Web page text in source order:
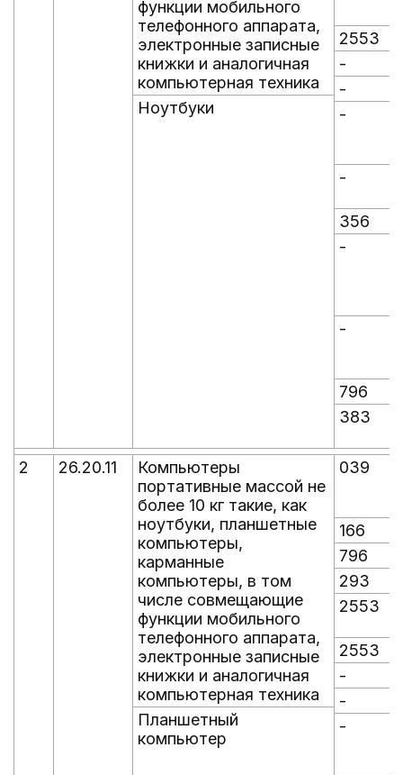
функции мобильного
телефонного аппарата,
электронные записные
книжки и аналогичная
компьютерная техника
2553
-
-
Ноутбуки
-
-
356
-
-
796
383
2 26.20.11
Компьютеры
портативные массой не
более 10 кг такие, как
ноутбуки, планшетные
компьютеры,
карманные
компьютеры, в том
числе совмещающие
функции мобильного
телефонного аппарата,
электронные записные
книжки и аналогичная
компьютерная техника
039
166
796
293
2553
2553
-
-
Планшетный
компьютер
-